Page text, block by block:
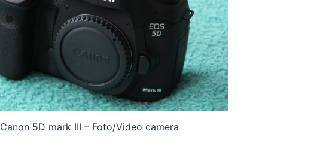
Canon 5D mark III – Foto/Video camera